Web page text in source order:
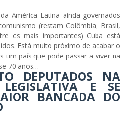
América Latina ainda governados
(restam Colômbia, Brasil,
os mais importantes) Cuba está
Está muito próximo de acabar o
um país que pode passar a viver na
70 anos…
DEPUTADOS NA
LEGISLATIVA E SE
BANCADA DO